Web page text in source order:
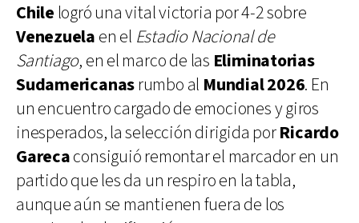
Chile logró una vital victoria por 4-2 sobre
Venezuela en el Estadio Nacional de
Santiago, en el marco de las Eliminatorias
Sudamericanasrumbo al Mundial 2026. En
un encuentro cargado de emociones y giros
inesperados, la selección dirigida porRicardo
Garecaconsiguió remontar el marcador en un
partido que les da un respiro en la tabla,
aunque aún se mantienen fuera de los